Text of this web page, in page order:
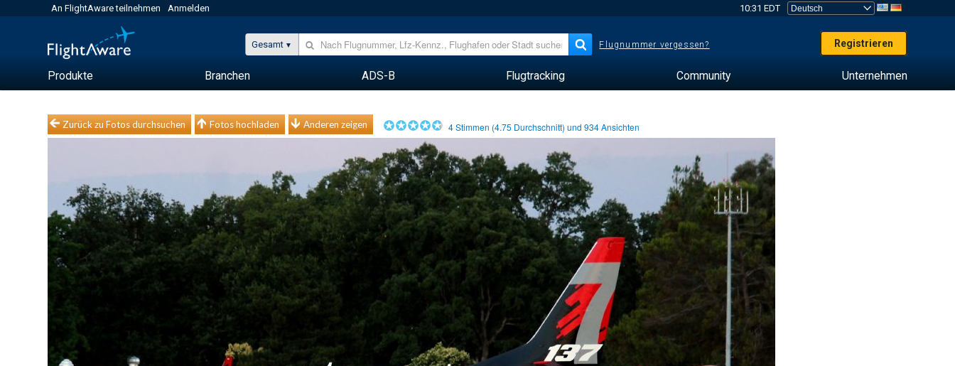
An FlightAware teilnehmen Anmelden 10:31 EDT
Gesamt Flugnummer vergessen? Registrieren
Produkte Branchen ADS-B Flugtracking Community Unternehmen
Zurück zu Fotos durchsuchen Fotos hochladen Anderen zeigen 4Stimmen (4.75 Durchschnitt) und934Ansichten